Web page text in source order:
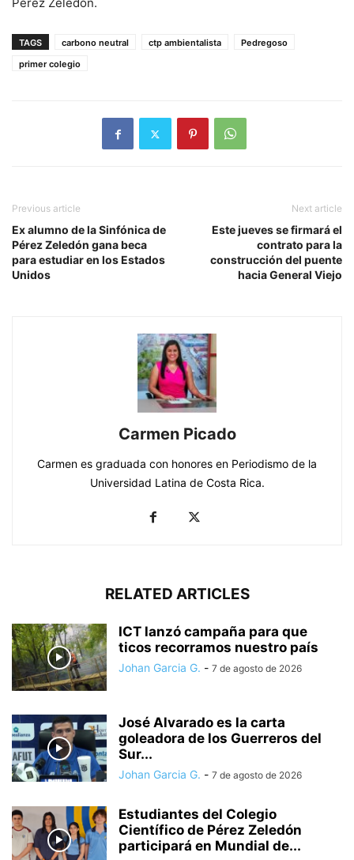
TAGS carbono neutral ctp ambientalista
Pedregoso
primer colegio
Previous article
Ex alumno de la Sinfónica de
Pérez Zeledón gana beca
para estudiar en los Estados
Unidos
Next article
Este jueves se firmará el
contrato para la
construcción del puente
hacia General Viejo
Carmen Picado
Carmen es graduada con honores en Periodismo de la
Universidad Latina de Costa Rica.
RELATED ARTICLES
ICT lanzó campaña para que
ticos recorramos nuestro país
Johan Garcia G. - 7 de agosto de 2026
José Alvarado es la carta
goleadora de los Guerreros del
Sur...
Johan Garcia G. - 7 de agosto de 2026
Estudiantes del Colegio
Científico de Pérez Zeledón
participará en Mundial de...